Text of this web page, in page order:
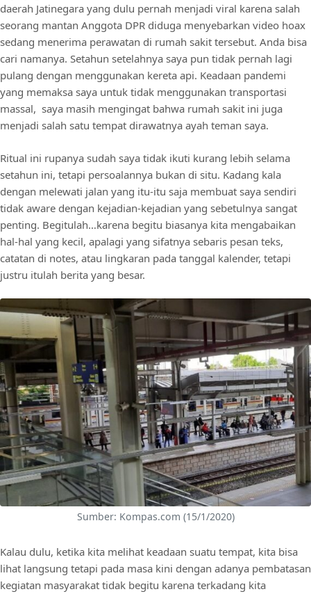
daerah Jatinegara yang dulu pernah menjadi viral karena salah
seorang mantan Anggota DPR diduga menyebarkan video hoax
sedang menerima perawatan di rumah sakit tersebut. Anda bisa
cari namanya. Setahun setelahnya saya pun tidak pernah lagi
pulang dengan menggunakan kereta api. Keadaan pandemi
yang memaksa saya untuk tidak menggunakan transportasi
massal, saya masih mengingat bahwa rumah sakit ini juga
menjadi salah satu tempat dirawatnya ayah teman saya.
Ritual ini rupanya sudah saya tidak ikuti kurang lebih selama
setahun ini, tetapi persoalannya bukan di situ. Kadang kala
dengan melewati jalan yang itu-itu saja membuat saya sendiri
tidak aware dengan kejadian-kejadian yang sebetulnya sangat
penting. Begitulah…karena begitu biasanya kita mengabaikan
hal-hal yang kecil, apalagi yang sifatnya sebaris pesan teks,
catatan di notes, atau lingkaran pada tanggal kalender, tetapi
justru itulah berita yang besar.
Sumber: Kompas.com (15/1/2020)
Kalau dulu, ketika kita melihat keadaan suatu tempat, kita bisa
lihat langsung tetapi pada masa kini dengan adanya pembatasan
kegiatan masyarakat tidak begitu karena terkadang kita